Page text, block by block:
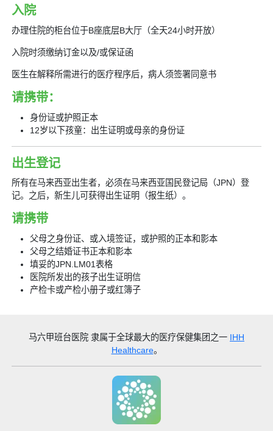
入院
办理住院的柜台位于B座底层B大厅（全天24小时开放）
入院时须缴纳订金以及/或保证函
医生在解释所需进行的医疗程序后，病人须签署同意书
请携带：
身份证或护照正本
12岁以下孩童：出生证明或母亲的身份证
出生登记
所有在马来西亚出生者，必须在马来西亚国民登记局（JPN）登
记。之后，新生儿可获得出生证明（报生纸）。
请携带
父母之身份证、或入境签证，或护照的正本和影本
父母之结婚证书正本和影本
填妥的JPN.LM01表格
医院所发出的孩子出生证明信
产检卡或产检小册子或红簿子
马六甲班台医院 隶属于全球最大的医疗保健集团之一 IHH
Healthcare。